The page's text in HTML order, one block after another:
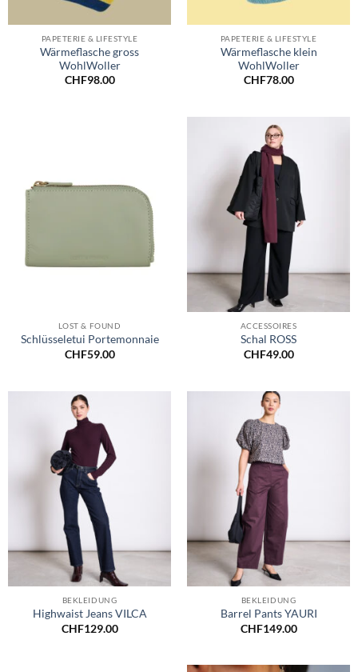
PAPETERIE & LIFESTYLE
Wärmeflasche gross
WohlWoller
CHF98.00
PAPETERIE & LIFESTYLE
Wärmeflasche klein
WohlWoller
CHF78.00
LOST & FOUND
Schlüsseletui Portemonnaie
CHF59.00
ACCESSOIRES
Schal ROSS
CHF49.00
BEKLEIDUNG
Highwaist Jeans VILCA
CHF129.00
BEKLEIDUNG
Barrel Pants YAURI
CHF149.00